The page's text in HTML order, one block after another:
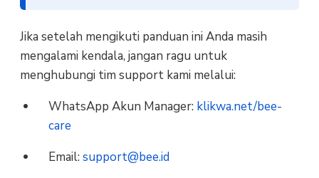
Jika setelah mengikuti panduan ini Anda masih
mengalami kendala, jangan ragu untuk
menghubungi tim support kami melalui:
WhatsApp Akun Manager: klikwa.net/bee-
care
Email: support@bee.id